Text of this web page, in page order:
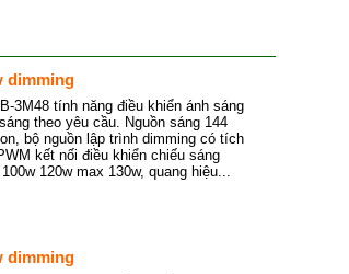
dimming
3M48 tính năng điều khiển ánh sáng
theo yêu cầu. Nguồn sáng 144
bộ nguồn lập trình dimming có tích
kết nối điều khiển chiếu sáng
120w max 130w, quang hiệu...
dimming